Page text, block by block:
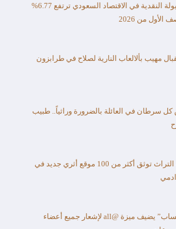
السيولة النقدية في الاقتصاد السعودي ترتفع 6.77%
الأول من 2026
مهيب بألالعاب النارية لصلاح في طرابزون
سرطان في العائلة بالضرورة وراثياً.. طبيب
هيئة التراث توثق أكثر من 100 موقع أثري جديد في
“واتساب” يضيف ميزة @all لإشعار جميع أعضاء